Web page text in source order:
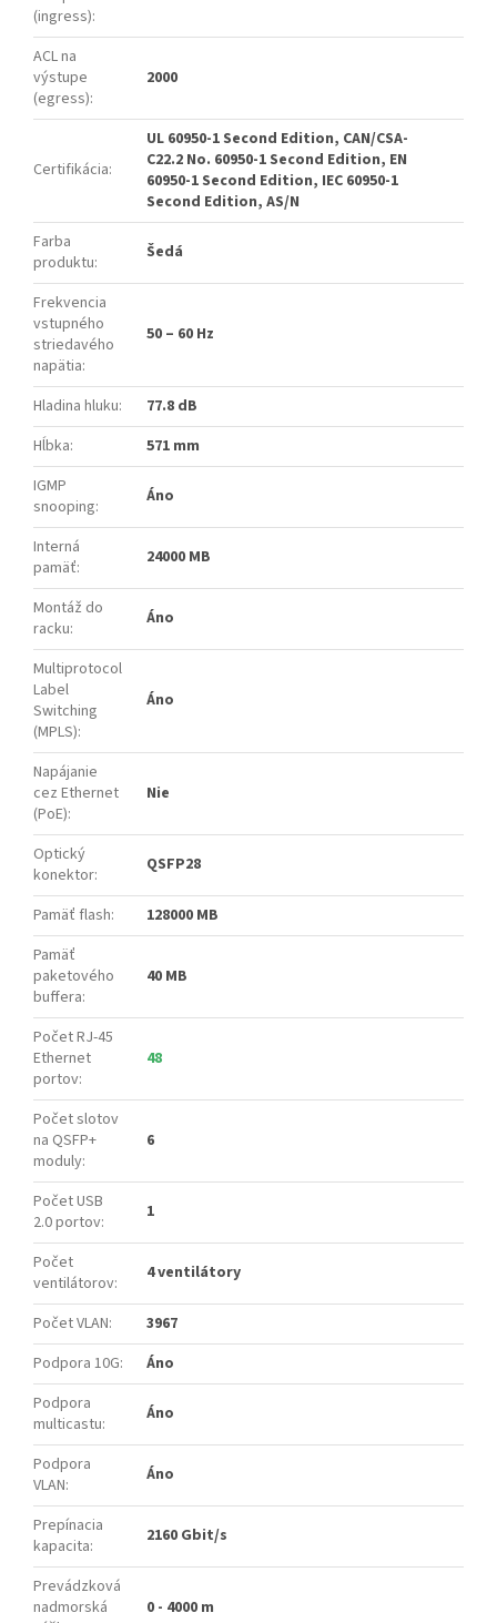
(ingress):
ACL na
výstupe
(egress):
2000
Certifikácia:
UL 60950-1 Second Edition, CAN/CSA-
C22.2 No. 60950-1 Second Edition, EN
60950-1 Second Edition, IEC 60950-1
Second Edition, AS/N
Farba
produktu: Šedá
Frekvencia
vstupného
striedavého
napätia:
50 – 60 Hz
Hladina hluku:
77.8 dB
Hĺbka:
571 mm
IGMP
snooping: Áno
Interná
pamäť: 24000 MB
Montáž do
racku: Áno
Multiprotocol
Label
Switching
(MPLS):
Áno
Napájanie
cez Ethernet
(PoE):
Nie
Optický
konektor: QSFP28
Pamäť flash:
128000 MB
Pamäť
paketového
buffera:
40 MB
Počet RJ-45
Ethernet
portov:
48
Počet slotov
na QSFP+
moduly:
6
Počet USB
2.0 portov: 1
Počet
ventilátorov: 4 ventilátory
Počet VLAN:
3967
Podpora 10G:
Áno
Podpora
multicastu: Áno
Podpora
VLAN: Áno
Prepínacia
kapacita: 2160 Gbit/s
Prevádzková
nadmorská
0 - 4000 m